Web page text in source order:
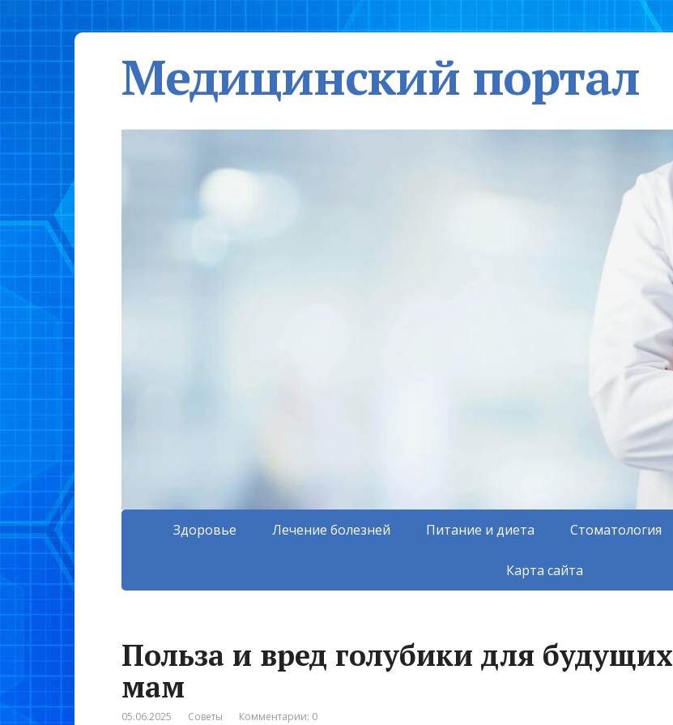
Медицинский портал
Здоровье Лечение болезней Питание и диета Стоматология
Карта сайта
Польза и вред голубики для будущих
мам
05.06.2025 Советы Комментарии: 0